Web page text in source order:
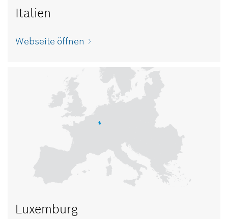
Italien
Webseite öffnen
Luxemburg